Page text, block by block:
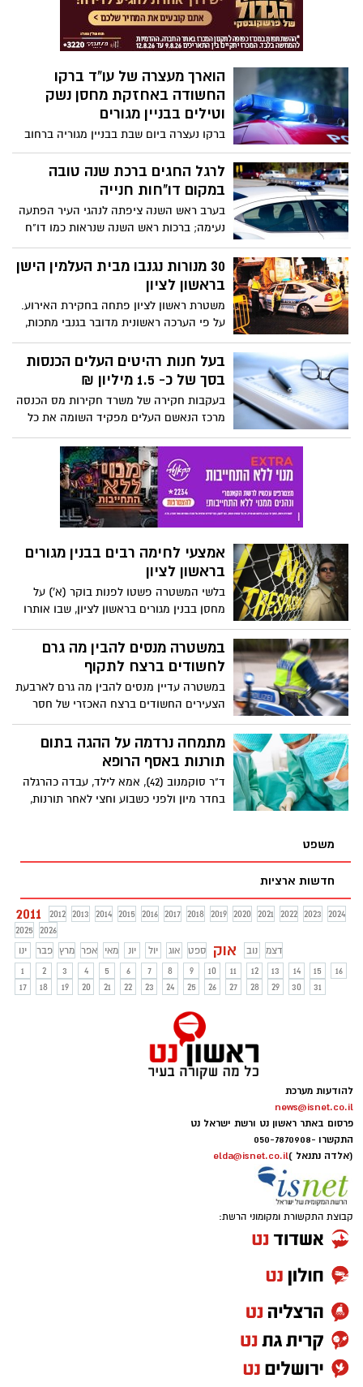
הוארך מעצרה של עו"ד ברקו
החשודה באחזקת מחסן נשק
וטילים בבניין מגורים
ברקו נעצרה ביום שבת בבניין מגוריה ברחוב
שלמה קפלינסקי בראשון לציון, לאחר
שבפשיטת המשטרה על מחסן בבניין גילו
החוקרים תחמושת רבה, הכוללת טילי לאו,
לרגל החגים ברכת שנה טובה
במקום דו"חות חנייה
בערב ראש השנה ציפתה לנהגי העיר הפתעה
נעימה; ברכות ראש השנה שנראות כמו דו"ח
חנייה הונחו על שמשות הרכבים החונים.
30 מנורות נגנבו מבית העלמין הישן
בראשון לציון
משטרת ראשון לציון פתחה בחקירת האירוע.
על פי הערכה ראשונית מדובר בגנבי מתכות,
שפשטו על בית העלמין והסירו את בתי
המנורה.
בעל חנות רהיטים העלים הכנסות
בסך של כ- 1.5 מיליון ₪
בעקבות חקירה של משרד חקירות מס הכנסה
מרכז הנאשם העלים מפקיד השומה את כל
הכנסותיו בסכום לא ידוע, ולא פחות מ-
אמצעי לחימה רבים בבנין מגורים
בראשון לציון
בלשי המשטרה פשטו לפנות בוקר (א') על
מחסן בבנין מגורים בראשון לציון, שבו אותרו
אמצעי לחימה רבים. עקב כך, נעצרה עורכת
הדין ליאורה ברקו בחשד כי הפכה את המחסן
לימ"ח של אחד מארגוני הפשיעה בישראל.
במשטרה מנסים להבין מה גרם
לחשודים ברצח לתקוף
במשטרה עדיין מנסים להבין מה גרם לארבעת
הצעירים החשודים ברצח האכזרי של חסר
הבית בראשון לציון להתנפל עליו באלימות
קשה כל כך...
מתמחה נרדמה על ההגה בתום
תורנות באסף הרופא
ד"ר סוקמנוב (42), אמא לילד, עבדה כהרגלה
בחדר מיון ולפני כשבוע וחצי לאחר תורנות,
משפט
חדשות ארציות
2011 2012 2013 2014 2015 2016 2017 2018 2019 2020 2021 2022 2023
2024
2025
2026
ינו
פבר מרץ אפר מאי יונ יול אוג ספט אוק נוב
דצמ
1
2 3 4 5 6 7 8 9 10 11 12 13 14 15
16
17
18 19 20 21 22 23 24 25 26 27 28 29 30 31
להודעות מערכת
news@isnet.co.il
פרסום באתר ראשון נט ורשת ישראל נט
התקשרו -050-7870908
(אלדה נתנאל )elda@isnet.co.il
קבוצת התקשורת ומקומוני הרשת: